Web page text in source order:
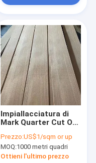
Impiallacciatura di
Mark Quarter Cut Oak
la decorazione
interna
Prezzo:US$1/sqm or up
MOQ:1000 metri quadri
Ottieni l'ultimo prezzo